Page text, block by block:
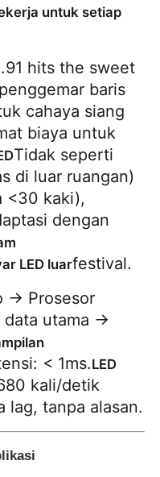
untuk setiap
hits the sweet
baris
cahaya siang
biaya untuk
Tidak seperti
di luar ruangan)
<30 kaki),
dengan
LED luarfestival.
→ Prosesor
utama →
< 1ms.LED
kali/detik
lag, tanpa alasan.